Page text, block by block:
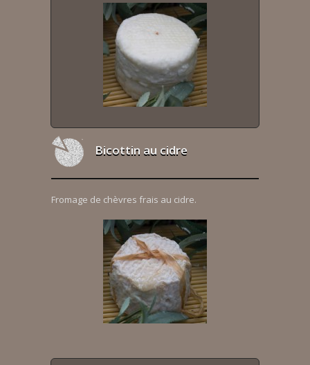
Bicottin au cidre
Fromage de chèvres frais au cidre.